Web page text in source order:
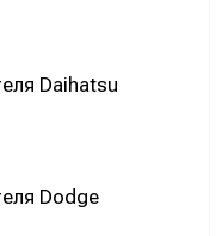
Daihatsu
Dodge